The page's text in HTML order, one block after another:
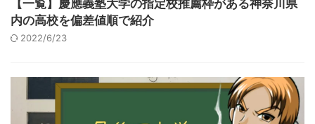
【一覧】慶應義塾大学の指定校推薦枠がある神奈川県
内の高校を偏差値順で紹介
2022/6/23